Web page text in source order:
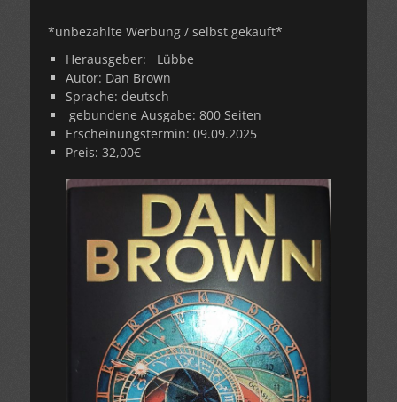
*unbezahlte Werbung / selbst gekauft*
Herausgeber:
Lübbe
Autor: Dan Brown
Sprache: deutsch
gebundene Ausgabe: 800 Seiten
Erscheinungstermin: 09.09.2025
Preis: 32,00€